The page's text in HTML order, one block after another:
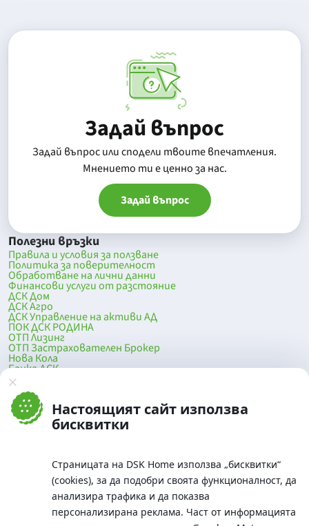
Настоящият сайт използва
бисквитки
Страницата на DSK Home използва „бисквитки“
(cookies), за да подобри своята функционалност, да
анализира трафика и да показва
персонализирана реклама. Част от информацията
Задай въпрос
Задай въпрос или сподели твоите впечатления.
Mнението ти е ценно за нас.
Задай въпрос
Полезни връзки
Правила и условия за ползване
Политика за поверителност
Обработване на лични данни
Финансови услуги от разстояние
ДСК Дом
ДСК Агро
ДСК Управление на активи АД
ПОК ДСК РОДИНА
ОТП Лизинг
ОТП Застрахователен Брокер
Нова Кола
Банка ДСК
DSK Mobile
Оферти за продажба от Банка ДСК
Клонова мрежа и банкомати
До началото на страницата